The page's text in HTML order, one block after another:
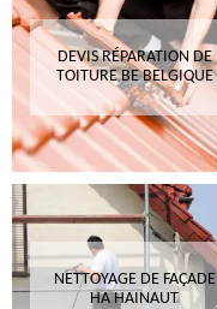
DEVIS RÉPARATION DE
TOITURE BE BELGIQUE
NETTOYAGE DE FAÇADE
HA HAINAUT